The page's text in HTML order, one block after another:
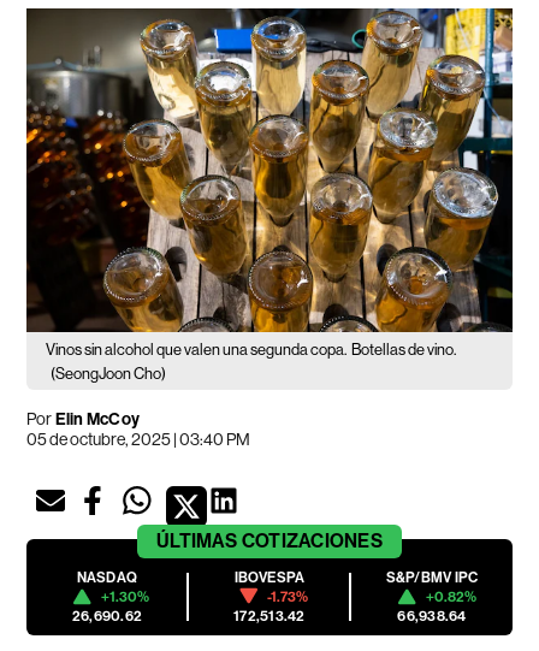
Vinos sin alcohol que valen una segunda copa. Botellas de vino.
(SeongJoon Cho)
PorElin McCoy
05 de octubre, 2025 | 03:40 PM
ÚLTIMAS COTIZACIONES
NASDAQ
+1.30%
26,690.62
IBOVESPA
-1.73%
172,513.42
S&P/BMV IPC
+0.82%
66,938.64